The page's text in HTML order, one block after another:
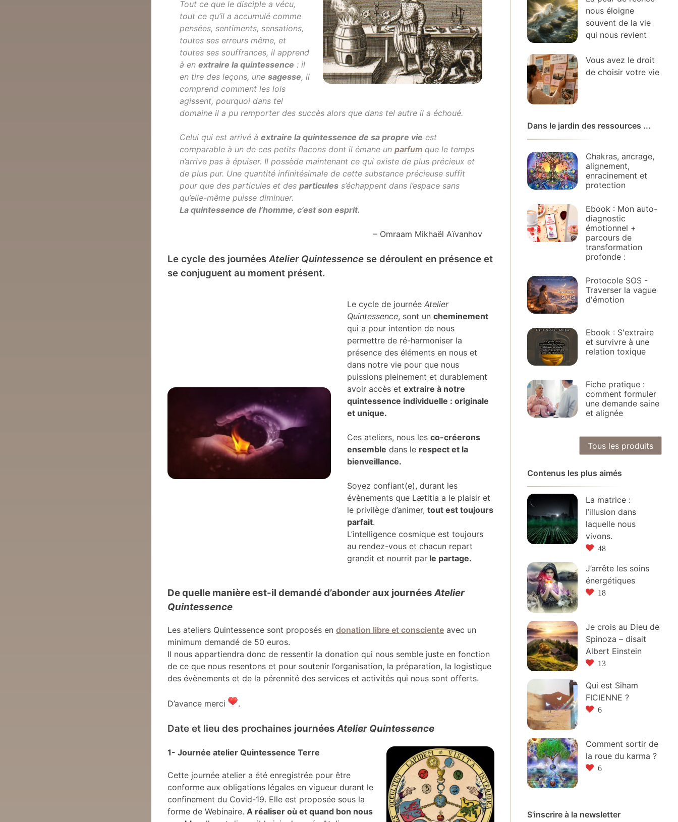
Tout ce que le disciple a vécu,
tout ce qu’il a accumulé comme
pensées, sentiments, sensations,
toutes ses erreurs même, et
toutes ses souffrances, il apprend
à en extraire la quintessence : il
en tire des leçons, une sagesse, il
comprend comment les lois
agissent, pourquoi dans tel
domaine il a pu remporter des succès alors que dans tel autre il a échoué.
Celui qui est arrivé à extraire la quintessence de sa propre vie est
comparable à un de ces petits flacons dont il émane un parfum que le temps
n’arrive pas à épuiser. Il possède maintenant ce qui existe de plus précieux et
de plus pur. Une quantité infinitésimale de cette substance précieuse suffit
pour que des particules et des particules s’échappent dans l’espace sans
qu’elle-même puisse diminuer.
La quintessence de l’homme, c’est son esprit.
– Omraam Mikhaël Aïvanhov
Le cycle des journéesAtelier Quintessence se déroulent en présence et
se conjuguent au moment présent.
Le cycle de journée Atelier
Quintessence, sont un cheminement
qui a pour intention de nous
permettre de ré-harmoniser la
présence des éléments en nous et
dans notre vie pour que nous
puissions pleinement et durablement
avoir accès et extraire à notre
quintessence individuelle : originale
et unique.
Ces ateliers, nous les co-créerons
ensemble dans le respect et la
bienveillance.
Soyez confiant(e), durant les
évènements que Lætitia a le plaisir et
le privilège d’animer, tout est toujours
parfait.
L’intelligence cosmique est toujours
au rendez-vous et chacun repart
grandit et nourrit par le partage.
De quelle manière est-il demandé d’abonder aux journéesAtelier
Quintessence
Les ateliers Quintessence sont proposés en donation libre et consciente avec un
minimum demandé de 50 euros.
Il nous appartiendra donc de ressentir la donation qui nous semble juste en fonction
de ce que nous resentons et pour soutenir l’organisation, la préparation, la logistique
des évènements et de la pérennité des services et activités qui nous sont offerts.
D’avance merci .
Date et lieu des prochaines journées Atelier Quintessence
1- Journée atelier Quintessence Terre
Cette journée atelier a été enregistrée pour être
conforme aux obligations légales en vigueur durant le
confinement du Covid-19. Elle est proposée sous la
forme de Webinaire. A réaliser où et quand bon nous
nous éloigne
souvent de la vie
qui nous revient
Vous avez le droit
de choisir votre vie
Dans le jardin des ressources ...
Chakras, ancrage,
alignement,
enracinement et
protection
Ebook : Mon auto-
diagnostic
émotionnel +
parcours de
transformation
profonde :
Protocole SOS -
Traverser la vague
d'émotion
Ebook : S'extraire
et survivre à une
relation toxique
Fiche pratique :
comment formuler
une demande saine
et alignée
Tous les produits
Contenus les plus aimés
La matrice :
l’illusion dans
laquelle nous
vivons.
48
J’arrête les soins
énergétiques
18
Je crois au Dieu de
Spinoza – disait
Albert Einstein
13
Qui est Siham
FICIENNE ?
6
Comment sortir de
la roue du karma ?
6
S'inscrire à la newsletter